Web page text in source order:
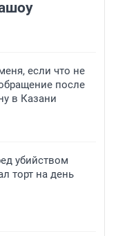
если что не
после
в Казани
убийством
торт на день